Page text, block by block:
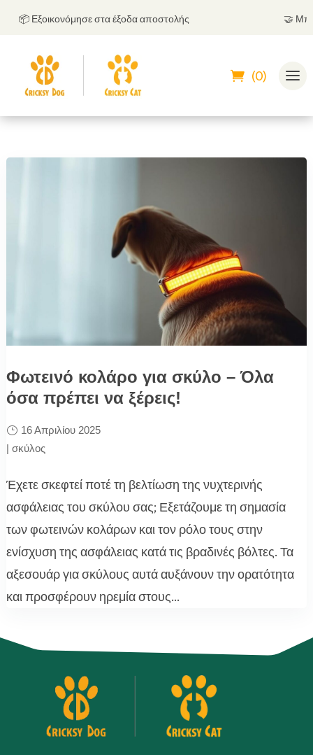
📦 Εξοικονόμησε στα έξοδα αποστολής
(0)
Φωτεινό κολάρο για σκύλο – Όλα
όσα πρέπει να ξέρεις!
16 Απριλίου 2025
| σκύλος
Έχετε σκεφτεί ποτέ τη βελτίωση της νυχτερινής
ασφάλειας του σκύλου σας; Εξετάζουμε τη σημασία
των φωτεινών κολάρων και τον ρόλο τους στην
ενίσχυση της ασφάλειας κατά τις βραδινές βόλτες. Τα
αξεσουάρ για σκύλους αυτά αυξάνουν την ορατότητα
και προσφέρουν ηρεμία στους...